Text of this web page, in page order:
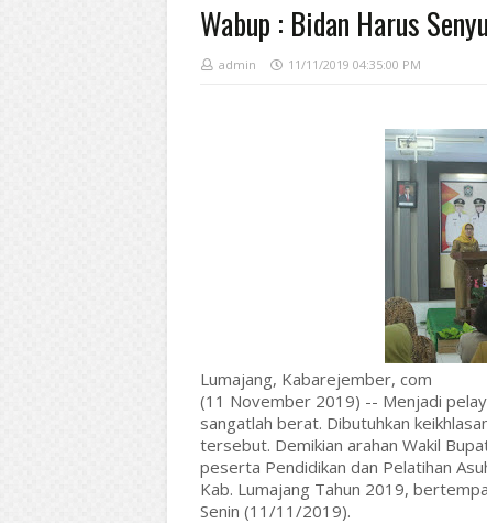
Wabup : Bidan Harus
admin 11/11/2019 04:35:00 PM
Lumajang, Kabarejember, com
(11 November 2019) -- Menjadi
sangatlah berat. Dibutuhkan
tersebut. Demikian arahan Wakil
peserta Pendidikan dan Pelatihan
Kab. Lumajang Tahun 2019,
Senin (11/11/2019).